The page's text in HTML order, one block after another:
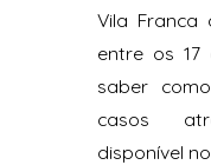
Vila Franca
entre os
saber
casos
disponível